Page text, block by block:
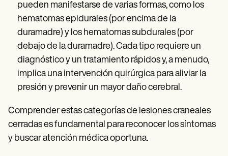
pueden manifestarse de varias formas, como los
hematomas epidurales (por encima de la
duramadre) y los hematomas subdurales (por
debajo de la duramadre). Cada tipo requiere un
diagnóstico y un tratamiento rápidos y, a menudo,
implica una intervención quirúrgica para aliviar la
presión y prevenir un mayor daño cerebral.
Comprender estas categorías de lesiones craneales
cerradas es fundamental para reconocer los síntomas
y buscar atención médica oportuna.